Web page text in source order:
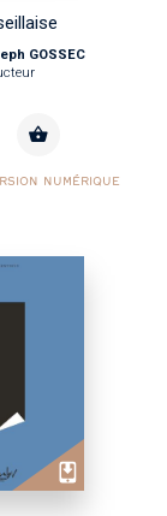
GOSSEC
NUMÉRIQUE